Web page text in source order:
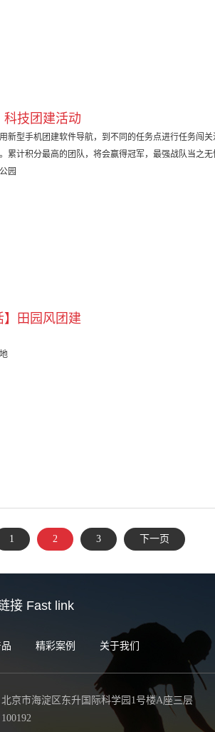
科技团建活动
新型手机团建软件导航，到不同的任务点进行任务闯
累计积分最高的团队，将会赢得冠军，最强战队当之无
园
】田园风团建
1 2 3 下一页
接 Fast link
精彩案例 关于我们
京市海淀区东升国际科学园1号楼A座三层